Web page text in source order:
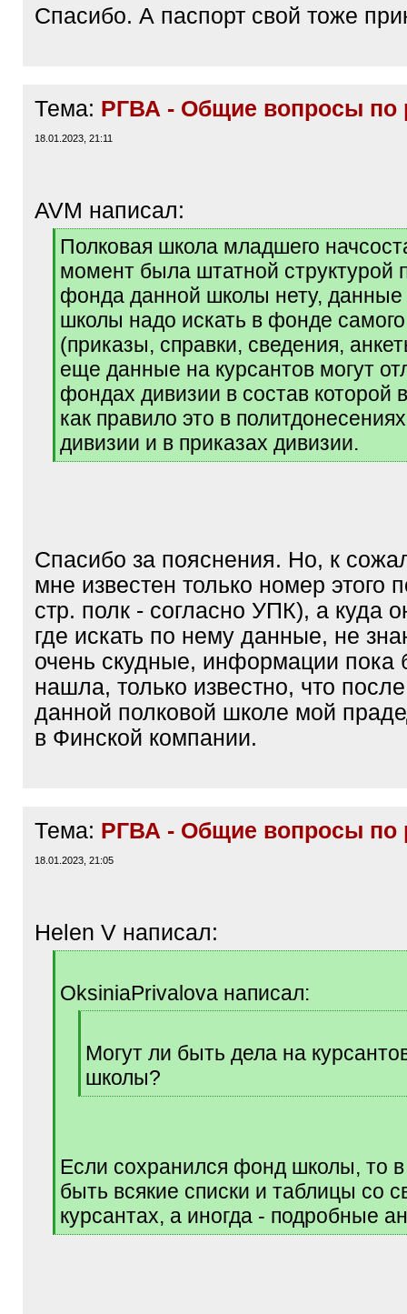
Спасибо. А паспорт свой тоже
Тема: РГВА - Общие вопросы по
18.01.2023, 21:11
AVM написал:
[
q
]
Полковая школа младшего
момент была штатной структурой
фонда данной школы нету, данные
школы надо искать в фонде
(приказы, справки, сведения,
еще данные на курсантов могут
фондах дивизии в состав которой
как правило это в
дивизии и в приказах дивизии.
[
Спасибо за пояснения. Но, к
мне известен только номер этого
стр. полк - согласно УПК), а куда
где искать по нему данные, не
очень скудные, информации пока
нашла, только известно, что
данной полковой школе мой
в Финской компании.
Тема: РГВА - Общие вопросы по
18.01.2023, 21:05
Helen V написал:
]OksiniaPrivalova написал:
Могут ли быть дела на
школы?
[
Если сохранился фонд школы, то
быть всякие списки и таблицы со
курсантах, а иногда - подробные
[